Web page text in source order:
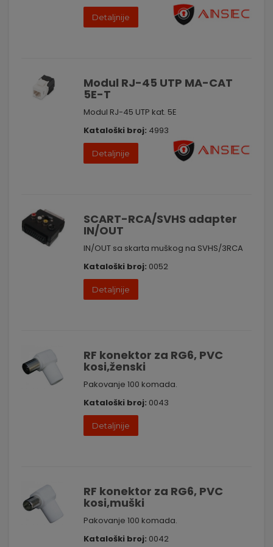
na vaše potrebe, nudimo rešenja koja olakšavaju proces
Detaljnije
Modul RJ-45 UTP MA-CAT
5E-T
Modul RJ-45 UTP kat. 5E
Kataloški broj: 4993
Detaljnije
SCART-RCA/SVHS adapter
IN/OUT
IN/OUT sa skarta muškog na SVHS/3RCA
Kataloški broj: 0052
Detaljnije
RF konektor za RG6, PVC
kosi,ženski
Pakovanje 100 komada.
Kataloški broj: 0043
Detaljnije
RF konektor za RG6, PVC
kosi,muški
Pakovanje 100 komada.
Kataloški broj: 0042